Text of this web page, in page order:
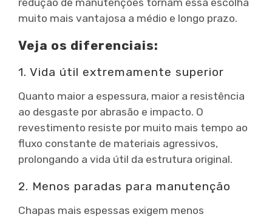
muito mais vantajosa a médio e longo prazo.
Veja os diferenciais:
1. Vida útil extremamente superior
Quanto maior a espessura, maior a resistência
ao desgaste por abrasão e impacto. O
revestimento resiste por muito mais tempo ao
fluxo constante de materiais agressivos,
prolongando a vida útil da estrutura original.
2. Menos paradas para manutenção
Chapas mais espessas exigem menos